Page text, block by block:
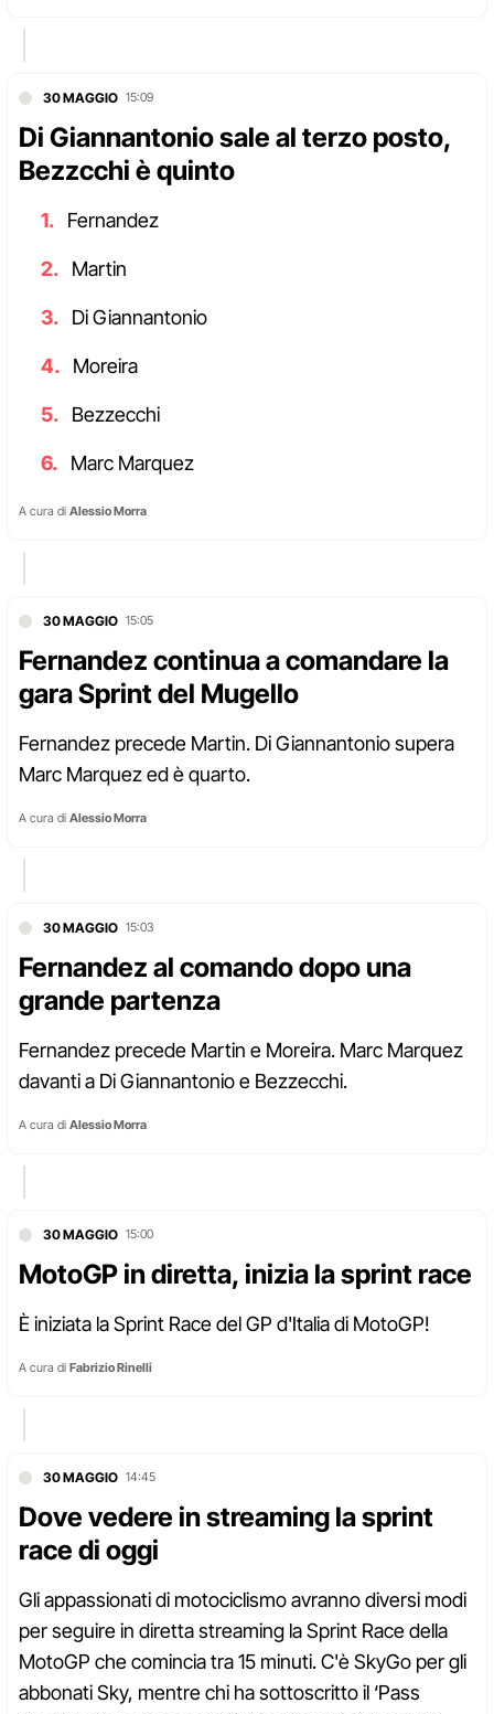
30 MAGGIO 15:09
Di Giannantonio sale al terzo posto,
Bezzcchi è quinto
Fernandez
Martin
Di Giannantonio
Moreira
Bezzecchi
Marc Marquez
A cura di Alessio Morra
30 MAGGIO 15:05
Fernandez continua a comandare la
gara Sprint del Mugello
Fernandez precede Martin. Di Giannantonio supera
Marc Marquez ed è quarto.
A cura di Alessio Morra
30 MAGGIO 15:03
Fernandez al comando dopo una
grande partenza
Fernandez precede Martin e Moreira. Marc Marquez
davanti a Di Giannantonio e Bezzecchi.
A cura di Alessio Morra
30 MAGGIO 15:00
MotoGP in diretta, inizia la sprint race
È iniziata la Sprint Race del GP d'Italia di MotoGP!
A cura di Fabrizio Rinelli
30 MAGGIO 14:45
Dove vedere in streaming la sprint
race di oggi
Gli appassionati di motociclismo avranno diversi modi
per seguire in diretta streaming la Sprint Race della
MotoGP che comincia tra 15 minuti. C'è SkyGo per gli
abbonati Sky, mentre chi ha sottoscritto il ‘Pass